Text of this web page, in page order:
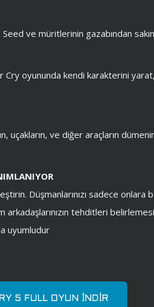
ve müritlerinin gazabından
Cry oyununda kendi karakterini
uçakların, ve diğer araçların
Düşmanlarınızı sadece onlara
tehditleri
uyumludur
5 FULL OYUN İNDIR